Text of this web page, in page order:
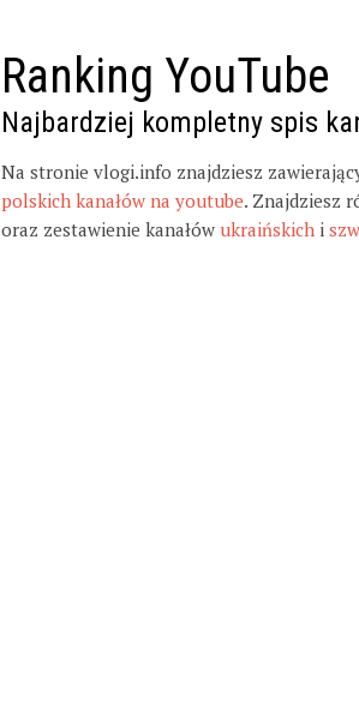
Ranking YouTube
Najbardziej kompletny spis
Na stronie vlogi.info znajdziesz
polskich kanałów na youtube. Znajdziesz
oraz zestawienie kanałów ukraińskich i